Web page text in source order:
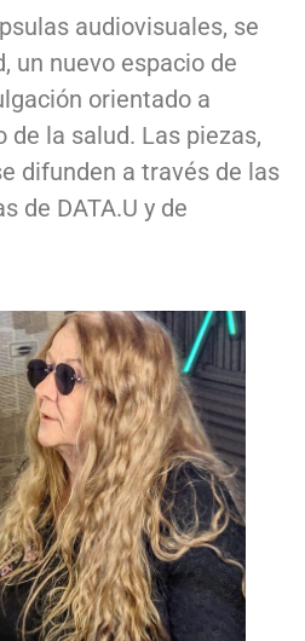
audiovisuales, se
un nuevo espacio de
orientado a
de la salud. Las piezas,
difunden a través de las
de DATA.U y de